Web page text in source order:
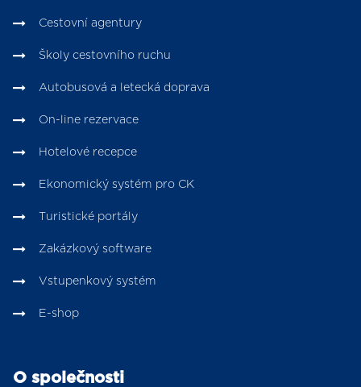
Cestovní agentury
Školy cestovního ruchu
Autobusová a letecká doprava
On-line rezervace
Hotelové recepce
Ekonomický systém pro CK
Turistické portály
Zakázkový software
Vstupenkový systém
E-shop
O společnosti